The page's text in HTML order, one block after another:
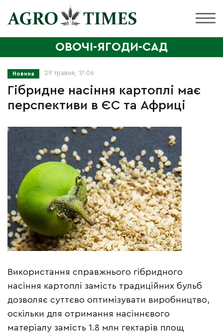
ОВОЧІ-ЯГОДИ-САД
Новина 29 травня, 17:06
Гібридне насіння картоплі має
перспективи в ЄС та Африці
Використання справжнього гібридного
насіння картоплі замість традиційних бульб
дозволяє суттєво оптимізувати виробництво,
оскільки для отримання насіннєвого
матеріалу замість 1.8 млн гектарів площ